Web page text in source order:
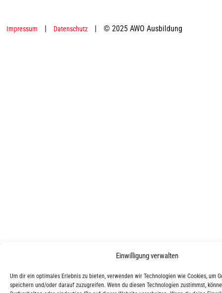
Einwilligung verwalten
Um dir ein optimales Erlebnis zu bieten, verwenden wir Technologien wie Cookies, um
speichern und/oder darauf zuzugreifen. Wenn du diesen Technologien zustimmst,
Impressum | Datenschutz | © 2025 AWO Ausbildung